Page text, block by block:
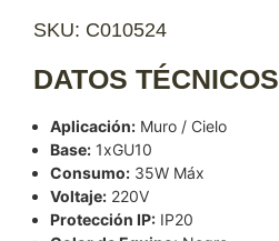
SKU: C010524
DATOS TÉCNICOS
Aplicación: Muro / Cielo
Base: 1xGU10
Consumo: 35W Máx
Voltaje: 220V
Protección IP: IP20